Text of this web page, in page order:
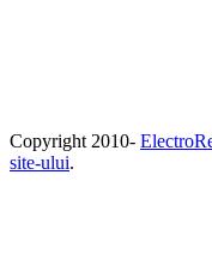
Copyright 2010-
site-ului.